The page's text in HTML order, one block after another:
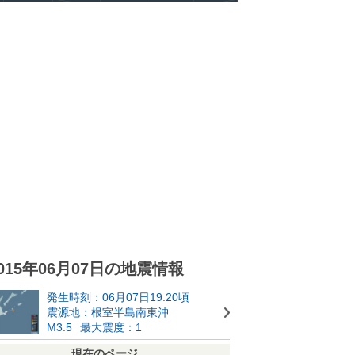
年06月07日の地震情報
発生時刻：06月07日19:20頃
震源地：根室半島南東沖
M3.5
最大震度：1